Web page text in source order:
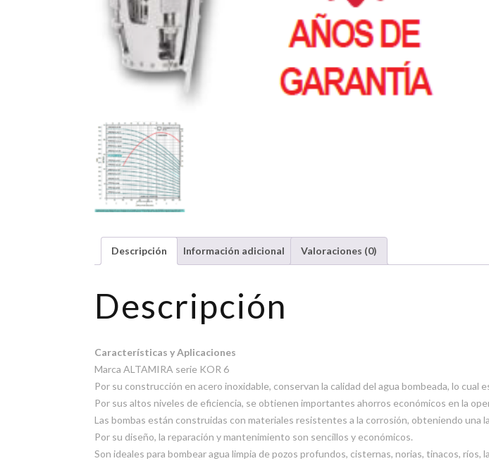
Descripción Información adicional Valoraciones (0)
Descripción
Características y Aplicaciones
Marca ALTAMIRA serie KOR 6
Por su construcción en acero inoxidable, conservan la calidad del agua bombeada, lo cual
Por sus altos niveles de eficiencia, se obtienen importantes ahorros económicos en la
Las bombas están construidas con materiales resistentes a la corrosión, obteniendo una
Por su diseño, la reparación y mantenimiento son sencillos y económicos.
Son ideales para bombear agua limpia de pozos profundos, cisternas, norias, tinacos, ríos,